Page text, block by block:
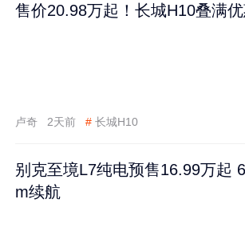
售价20.98万起！长城H10叠满
卢奇 2天前 # 长城H10
别克至境L7纯电预售16.99万起
m续航